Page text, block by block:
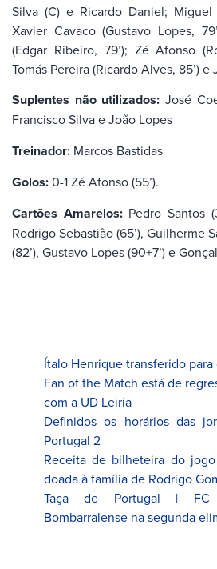
Silva (C) e Ricardo Daniel; Miguel
Xavier Cavaco (Gustavo Lopes,
(Edgar Ribeiro, 79’); Zé Afonso
Tomás Pereira (Ricardo Alves, 85’) e
Suplentes não utilizados: José
Francisco Silva e João Lopes
Treinador: Marcos Bastidas
Golos:0-1 Zé Afonso (55’).
Cartões Amarelos:Pedro Santos
Rodrigo Sebastião (65’), Guilherme
(82’), Gustavo Lopes (90+7’) e
Ítalo Henrique transferido para
Fan of the Match está de
com a UD Leiria
Definidos os horários das
Portugal 2
Receita de bilheteira do
doada à família de Rodrigo
Taça de Portugal |
Bombarralense na segunda